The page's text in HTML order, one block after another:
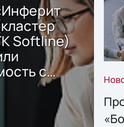
Softline)
с
Sharx